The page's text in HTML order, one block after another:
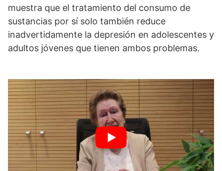
muestra que el tratamiento del consumo de
sustancias por sí solo también reduce
inadvertidamente la depresión en adolescentes y
adultos jóvenes que tienen ambos problemas.